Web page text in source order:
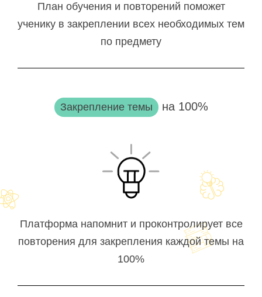
План обучения и повторений поможет
ученику в закреплении всех необходимых тем
по предмету
Закрепление темы на 100%
Платформа напомнит и проконтролирует все
повторения для закрепления каждой темы на
100%